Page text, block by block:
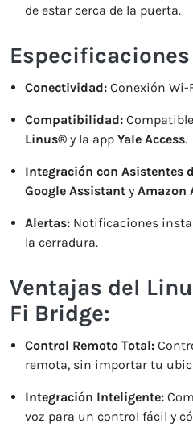
de estar cerca de la puerta.
Conectividad: Conexión
Compatibilidad:
Linus® y la appYale Access.
Integración con Asistentes
Google Assistant yAmazon
Alertas: Notificaciones
la cerradura.
Ventajas del
Fi Bridge:
Control Remoto Total:
remota, sin importar tu
Integración Inteligente:
voz para un control fácil y